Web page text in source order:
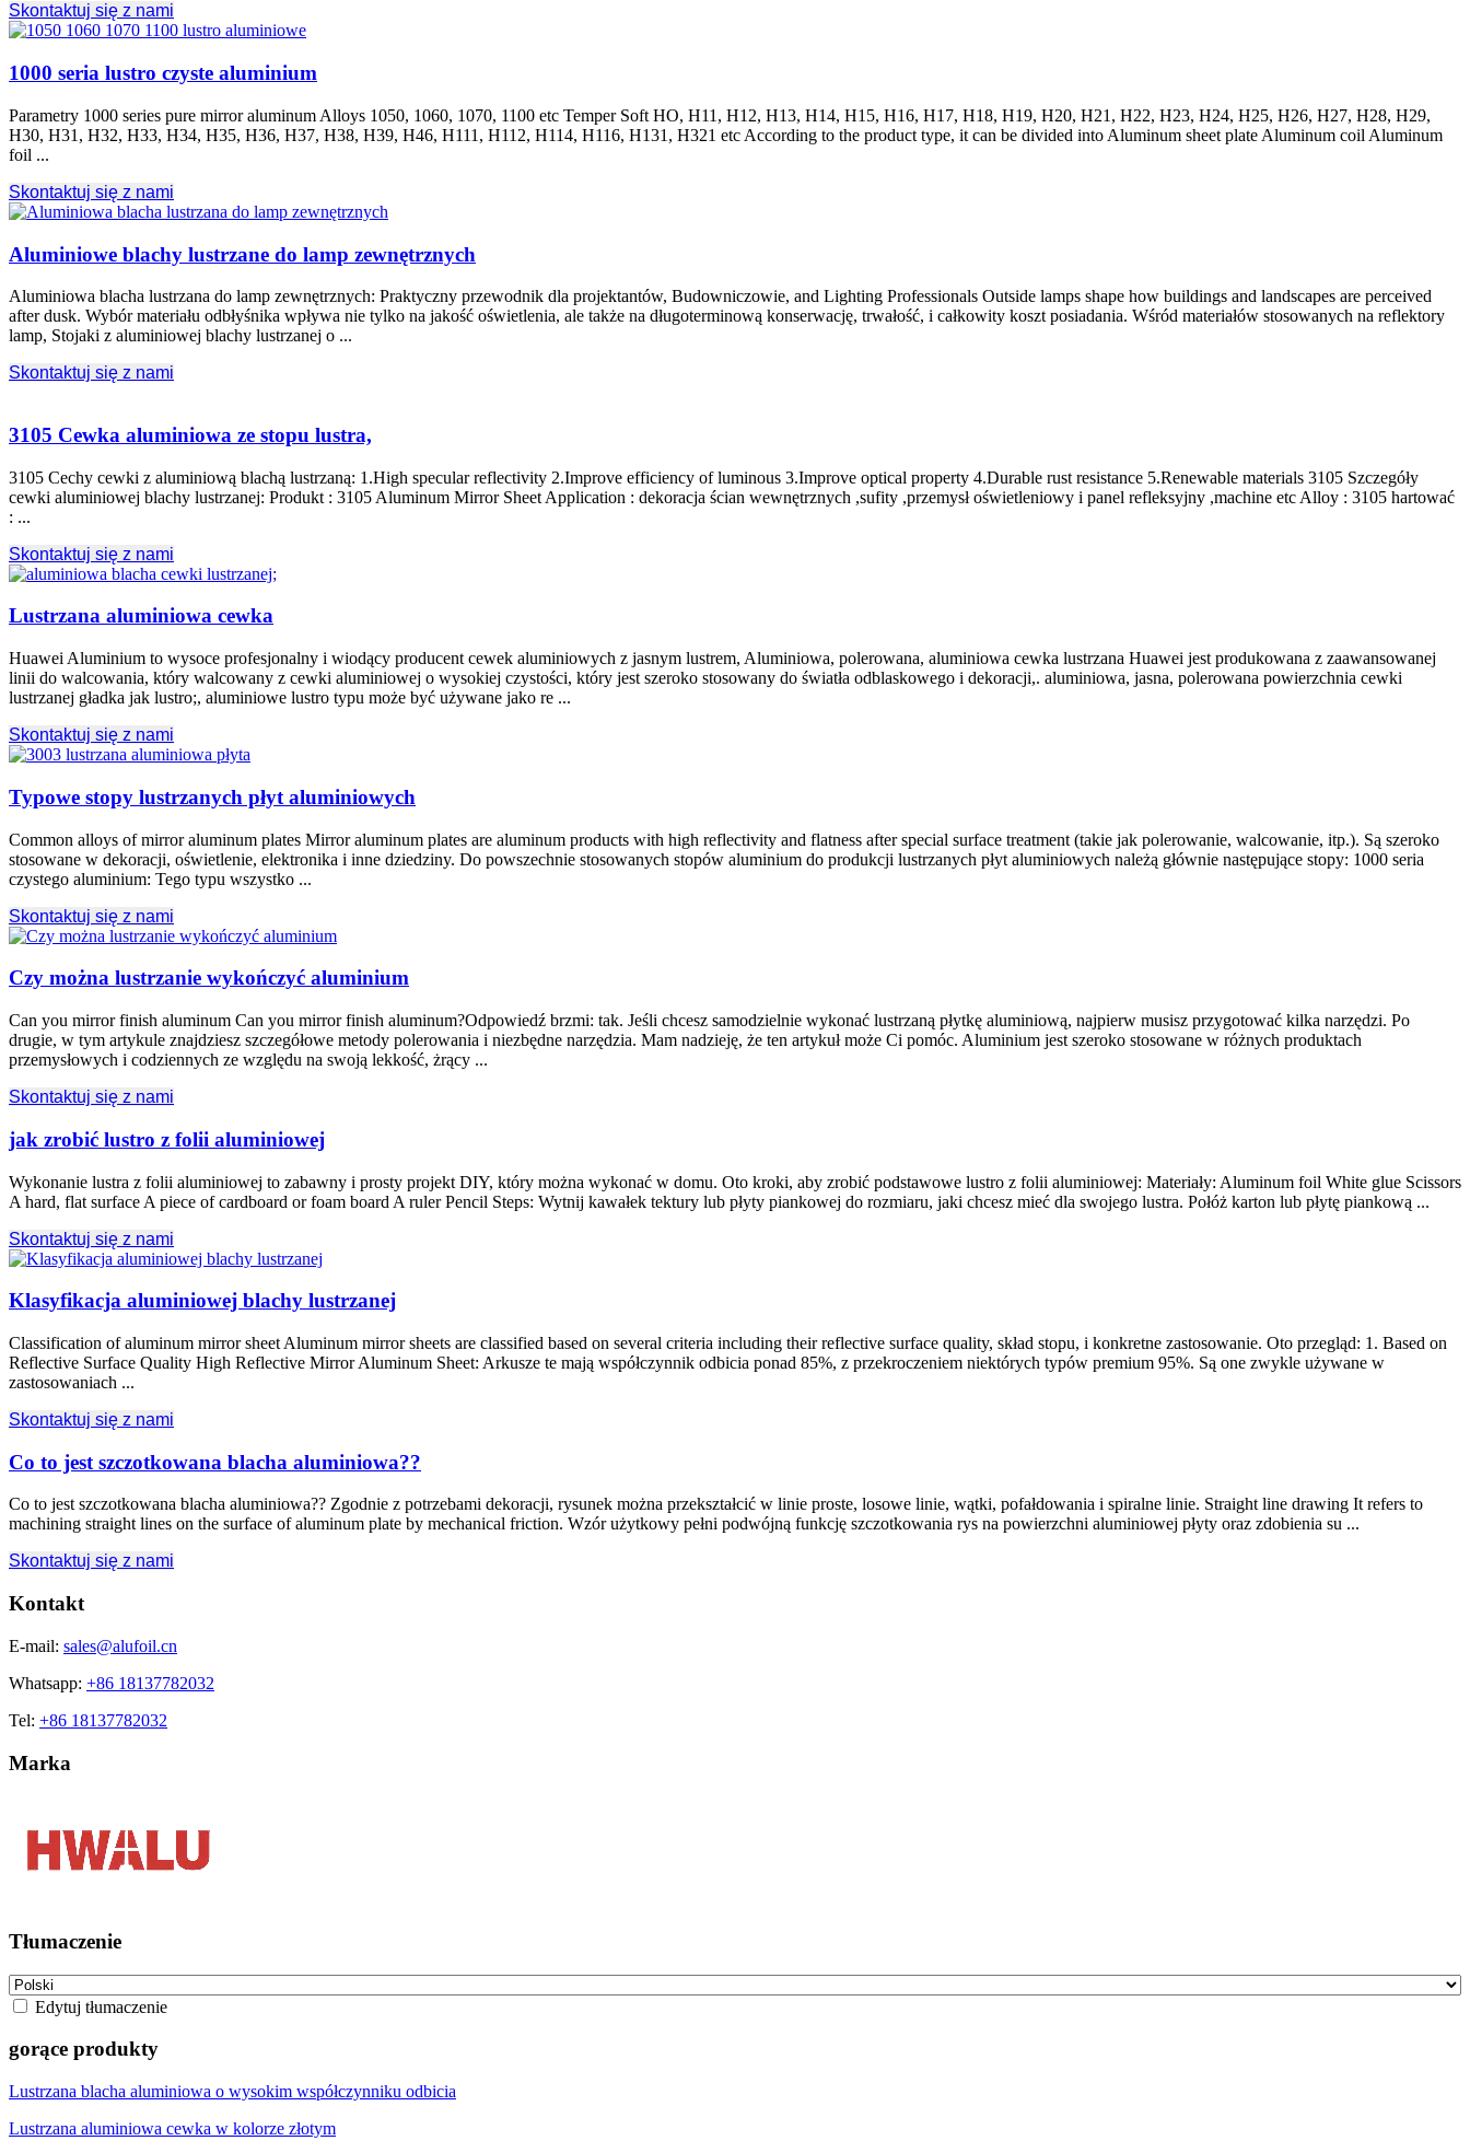
Skontaktuj się z nami
1000 seria lustro czyste aluminium
Parametry 1000 series pure mirror aluminum Alloys 1050, 1060, 1070, 1100 etc Temper Soft HO, H11, H12, H13, H14, H15, H16, H17, H18, H19, H20, H21, H22, H23, H24, H25, H26, H27, H28, H29,
H30, H31, H32, H33, H34, H35, H36, H37, H38, H39, H46, H111, H112, H114, H116, H131, H321 etc According to the product type, it can be divided into Aluminum sheet plate Aluminum coil Aluminum
foil ...
Skontaktuj się z nami
Aluminiowe blachy lustrzane do lamp zewnętrznych
Aluminiowa blacha lustrzana do lamp zewnętrznych: Praktyczny przewodnik dla projektantów, Budowniczowie, and Lighting Professionals Outside lamps shape how buildings and landscapes are perceived
after dusk. Wybór materiału odbłyśnika wpływa nie tylko na jakość oświetlenia, ale także na długoterminową konserwację, trwałość, i całkowity koszt posiadania. Wśród materiałów stosowanych na reflektory
lamp, Stojaki z aluminiowej blachy lustrzanej o ...
Skontaktuj się z nami
3105 Cewka aluminiowa ze stopu lustra,
3105 Cechy cewki z aluminiową blachą lustrzaną: 1.High specular reflectivity 2.Improve efficiency of luminous 3.Improve optical property 4.Durable rust resistance 5.Renewable materials 3105 Szczegóły
cewki aluminiowej blachy lustrzanej: Produkt : 3105 Aluminum Mirror Sheet Application : dekoracja ścian wewnętrznych ,sufity ,przemysł oświetleniowy i panel refleksyjny ,machine etc Alloy : 3105 hartować
: ...
Skontaktuj się z nami
Lustrzana aluminiowa cewka
Huawei Aluminium to wysoce profesjonalny i wiodący producent cewek aluminiowych z jasnym lustrem, Aluminiowa, polerowana, aluminiowa cewka lustrzana Huawei jest produkowana z zaawansowanej
linii do walcowania, który walcowany z cewki aluminiowej o wysokiej czystości, który jest szeroko stosowany do światła odblaskowego i dekoracji,. aluminiowa, jasna, polerowana powierzchnia cewki
lustrzanej gładka jak lustro;, aluminiowe lustro typu może być używane jako re ...
Skontaktuj się z nami
Typowe stopy lustrzanych płyt aluminiowych
Common alloys of mirror aluminum plates Mirror aluminum plates are aluminum products with high reflectivity and flatness after special surface treatment (takie jak polerowanie, walcowanie, itp.). Są szeroko
stosowane w dekoracji, oświetlenie, elektronika i inne dziedziny. Do powszechnie stosowanych stopów aluminium do produkcji lustrzanych płyt aluminiowych należą głównie następujące stopy: 1000 seria
czystego aluminium: Tego typu wszystko ...
Skontaktuj się z nami
Czy można lustrzanie wykończyć aluminium
Can you mirror finish aluminum Can you mirror finish aluminum?Odpowiedź brzmi: tak. Jeśli chcesz samodzielnie wykonać lustrzaną płytkę aluminiową, najpierw musisz przygotować kilka narzędzi. Po
drugie, w tym artykule znajdziesz szczegółowe metody polerowania i niezbędne narzędzia. Mam nadzieję, że ten artykuł może Ci pomóc. Aluminium jest szeroko stosowane w różnych produktach
przemysłowych i codziennych ze względu na swoją lekkość, żrący ...
Skontaktuj się z nami
jak zrobić lustro z folii aluminiowej
Wykonanie lustra z folii aluminiowej to zabawny i prosty projekt DIY, który można wykonać w domu. Oto kroki, aby zrobić podstawowe lustro z folii aluminiowej: Materiały: Aluminum foil White glue Scissors
A hard, flat surface A piece of cardboard or foam board A ruler Pencil Steps: Wytnij kawałek tektury lub płyty piankowej do rozmiaru, jaki chcesz mieć dla swojego lustra. Połóż karton lub płytę piankową ...
Skontaktuj się z nami
Klasyfikacja aluminiowej blachy lustrzanej
Classification of aluminum mirror sheet Aluminum mirror sheets are classified based on several criteria including their reflective surface quality, skład stopu, i konkretne zastosowanie. Oto przegląd: 1. Based on
Reflective Surface Quality High Reflective Mirror Aluminum Sheet: Arkusze te mają współczynnik odbicia ponad 85%, z przekroczeniem niektórych typów premium 95%. Są one zwykle używane w
zastosowaniach ...
Skontaktuj się z nami
Co to jest szczotkowana blacha aluminiowa??
Co to jest szczotkowana blacha aluminiowa?? Zgodnie z potrzebami dekoracji, rysunek można przekształcić w linie proste, losowe linie, wątki, pofałdowania i spiralne linie. Straight line drawing It refers to
machining straight lines on the surface of aluminum plate by mechanical friction. Wzór użytkowy pełni podwójną funkcję szczotkowania rys na powierzchni aluminiowej płyty oraz zdobienia su ...
Skontaktuj się z nami
Kontakt
E-mail: sales@alufoil.cn
Whatsapp: +86 18137782032
Tel: +86 18137782032
Marka
Tłumaczenie
Edytuj tłumaczenie
gorące produkty
Lustrzana blacha aluminiowa o wysokim współczynniku odbicia
Lustrzana aluminiowa cewka w kolorze złotym